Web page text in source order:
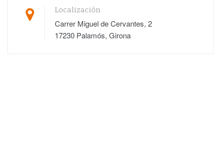
Localización
Carrer Miguel de Cervantes, 2
17230 Palamós, Girona